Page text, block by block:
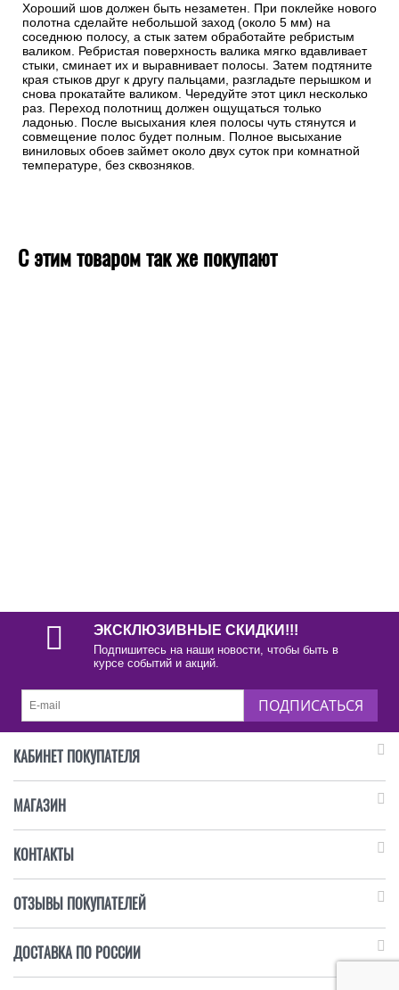
Хороший шов должен быть незаметен. При поклейке нового
полотна сделайте небольшой заход (около 5 мм) на
соседнюю полосу, а стык затем обработайте ребристым
валиком. Ребристая поверхность валика мягко вдавливает
стыки, сминает их и выравнивает полосы. Затем подтяните
края стыков друг к другу пальцами, разгладьте перышком и
снова прокатайте валиком. Чередуйте этот цикл несколько
раз. Переход полотнищ должен ощущаться только
ладонью. После высыхания клея полосы чуть стянутся и
совмещение полос будет полным. Полное высыхание
виниловых обоев займет около двух суток при комнатной
температуре, без сквозняков.
С этим товаром так же покупают
ЭКСКЛЮЗИВНЫЕ СКИДКИ!!!
Подпишитесь на наши новости, чтобы быть в
курсе событий и акций.
ПОДПИСАТЬСЯ
КАБИНЕТ ПОКУПАТЕЛЯ
МАГАЗИН
КОНТАКТЫ
ОТЗЫВЫ ПОКУПАТЕЛЕЙ
ДОСТАВКА ПО РОССИИ